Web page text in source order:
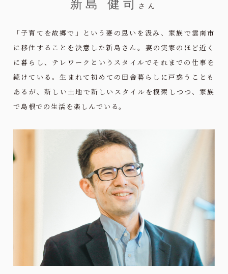
新島 健司 さん
「子育てを故郷で」という妻の思いを汲み、家族で雲南市
に移住することを決意した新島さん。妻の実家のほど近く
に暮らし、テレワークというスタイルでそれまでの仕事を
続けている。生まれて初めての田舎暮らしに戸惑うことも
あるが、新しい土地で新しいスタイルを模索しつつ、家族
で島根での生活を楽しんでいる。